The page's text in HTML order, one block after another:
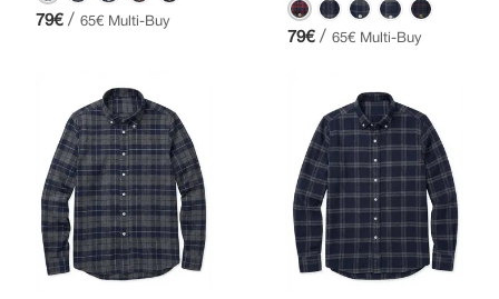
79€ / 65€ Multi-Buy
79€ / 65€ Multi-Buy